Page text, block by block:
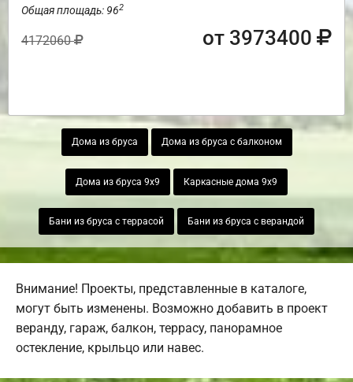
Общая площадь: 962
4172060 от 3973400
Дома из бруса Дома из бруса с балконом
Дома из бруса 9х9 Каркасные дома 9х9
Бани из бруса с террасой Бани из бруса с верандой
Внимание! Проекты, представленные в каталоге,
могут быть изменены. Возможно добавить в проект
веранду, гараж, балкон, террасу, панорамное
остекление, крыльцо или навес.